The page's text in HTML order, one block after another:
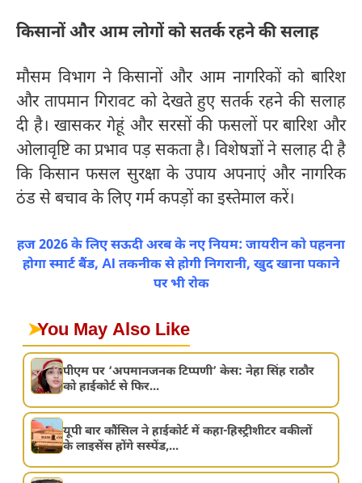
किसानों और आम लोगों को सतर्क रहने की सलाह
मौसम विभाग ने किसानों और आम नागरिकों को बारिश
और तापमान गिरावट को देखते हुए सतर्क रहने की सलाह
दी है। खासकर गेहूं और सरसों की फसलों पर बारिश और
ओलावृष्टि का प्रभाव पड़ सकता है। विशेषज्ञों ने सलाह दी है
कि किसान फसल सुरक्षा के उपाय अपनाएं और नागरिक
ठंड से बचाव के लिए गर्म कपड़ों का इस्तेमाल करें।
हज 2026 के लिए सऊदी अरब के नए नियम: जायरीन को पहनना
होगा स्मार्ट बैंड, AI तकनीक से होगी निगरानी, खुद खाना पकाने
पर भी रोक
➤You May Also Like
पीएम पर ‘अपमानजनक टिप्पणी’ केस: नेहा सिंह राठौर
को हाईकोर्ट से फिर...
यूपी बार कौंसिल ने हाईकोर्ट में कहा-हिस्ट्रीशीटर वकीलों
के लाइसेंस होंगे सस्पेंड,...